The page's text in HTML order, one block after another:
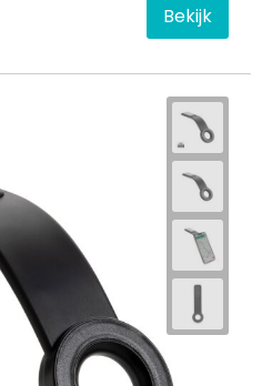
Bekijk